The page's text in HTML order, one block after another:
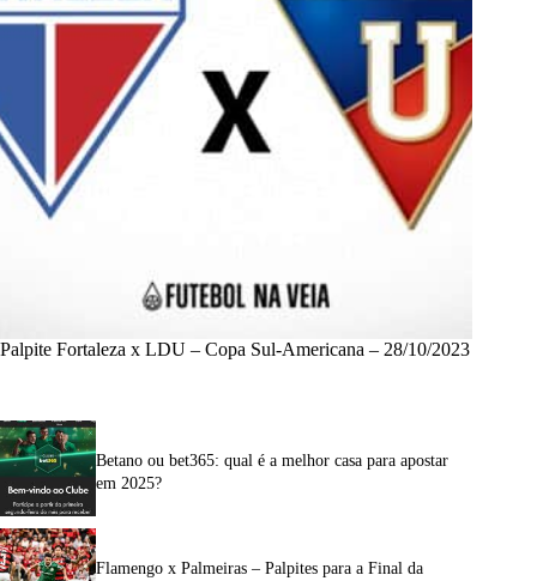
Palpite Fortaleza x LDU – Copa Sul-Americana – 28/10/2023
Betano ou bet365: qual é a melhor casa para apostar
em 2025?
Flamengo x Palmeiras – Palpites para a Final da